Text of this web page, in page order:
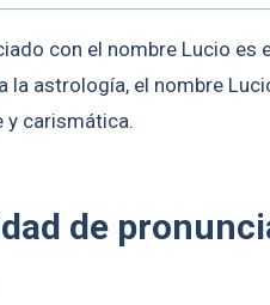
con el nombre Lucio es
la astrología, el nombre
y carismática.
de